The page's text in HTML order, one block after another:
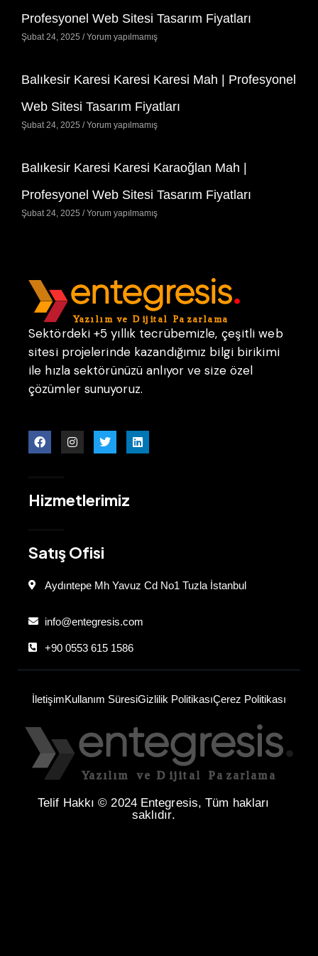
Profesyonel Web Sitesi Tasarım Fiyatları
Şubat 24, 2025 Yorum yapılmamış
Balıkesir Karesi Karesi Karesi Mah | Profesyonel
Web Sitesi Tasarım Fiyatları
Şubat 24, 2025 Yorum yapılmamış
Balıkesir Karesi Karesi Karaoğlan Mah |
Profesyonel Web Sitesi Tasarım Fiyatları
Şubat 24, 2025 Yorum yapılmamış
Sektördeki +5 yıllık tecrübemizle, çeşitli web
sitesi projelerinde kazandığımız bilgi birikimi
ile hızla sektörünüzü anlıyor ve size özel
çözümler sunuyoruz.
Hizmetlerimiz
Satış Ofisi
Aydıntepe Mh Yavuz Cd No1 Tuzla İstanbul
info@entegresis.com
+90 0553 615 1586
İletişimKullanım SüresiGizlilik PolitikasıÇerez Politikası
Telif Hakkı © 2024 Entegresis, Tüm hakları
saklıdır.